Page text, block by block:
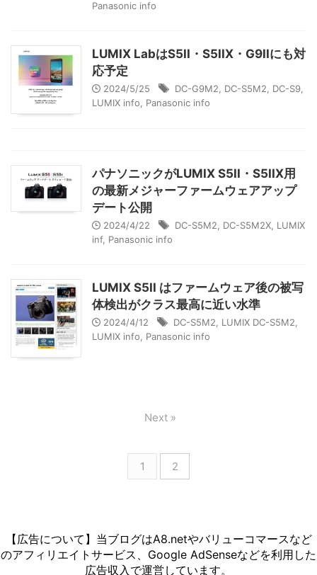
Panasonic info
LUMIX LabはS5II・S5IIX・G9IIにも対
応予定
2024/5/25 DC-G9M2 DC-S5M2 DC-S9
LUMIX info
Panasonic info
パナソニックがLUMIX S5II・S5IIX用
の最新メジャーファームウェアアップ
デート公開
2024/4/22 DC-S5M2 DC-S5M2X LUMIX
inf, Panasonic info
LUMIX S5II はファームウェア後の被写
体検出がクラス最高に近い水準
2024/4/12 DC-S5M2 LUMIX DC-S5M2
LUMIX info
Panasonic info
1 2
Next »
【広告について】当ブログはA8.netやバリューコマースなど
のアフィリエイトサービス、Google AdSenseなどを利用した
広告収入で運営しています。